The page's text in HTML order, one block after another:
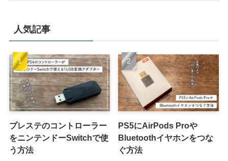
人気記事
プレステのコントローラー
をニンテンドーSwitchで使
う方法
PS5にAirPods Proや
Bluetoothイヤホンをつな
ぐ方法